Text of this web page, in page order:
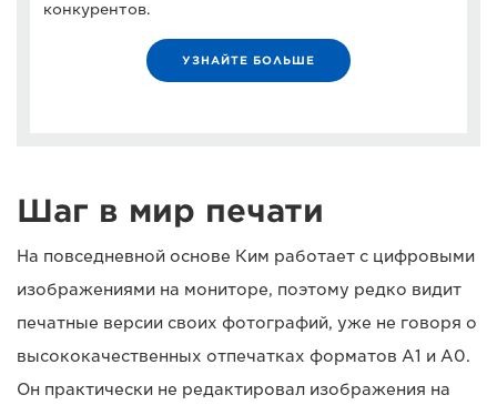
конкурентов.
УЗНАЙТЕ БОЛЬШЕ
Шаг в мир печати
На повседневной основе Ким работает с цифровыми
изображениями на мониторе, поэтому редко видит
печатные версии своих фотографий, уже не говоря о
высококачественных отпечатках форматов A1 и A0.
Он практически не редактировал изображения на